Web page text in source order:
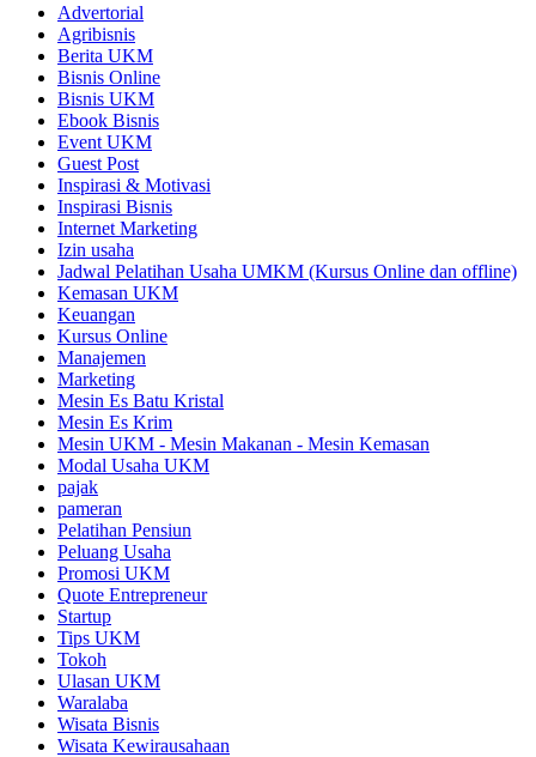
Advertorial
Agribisnis
Berita UKM
Bisnis Online
Bisnis UKM
Ebook Bisnis
Event UKM
Guest Post
Inspirasi & Motivasi
Inspirasi Bisnis
Internet Marketing
Izin usaha
Jadwal Pelatihan Usaha UMKM (Kursus Online dan offline)
Kemasan UKM
Keuangan
Kursus Online
Manajemen
Marketing
Mesin Es Batu Kristal
Mesin Es Krim
Mesin UKM - Mesin Makanan - Mesin Kemasan
Modal Usaha UKM
pajak
pameran
Pelatihan Pensiun
Peluang Usaha
Promosi UKM
Quote Entrepreneur
Startup
Tips UKM
Tokoh
Ulasan UKM
Waralaba
Wisata Bisnis
Wisata Kewirausahaan